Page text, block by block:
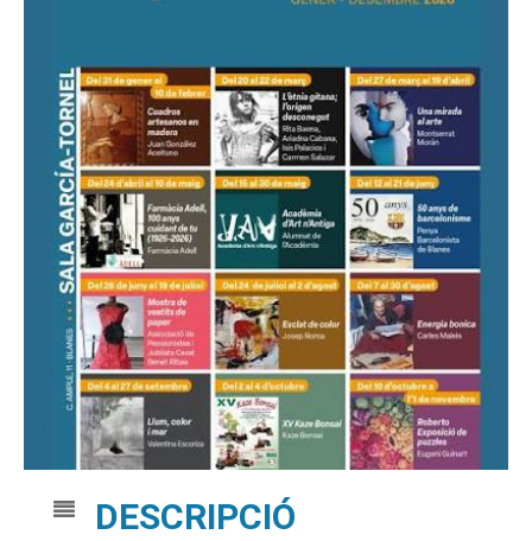
DESCRIPCIÓ